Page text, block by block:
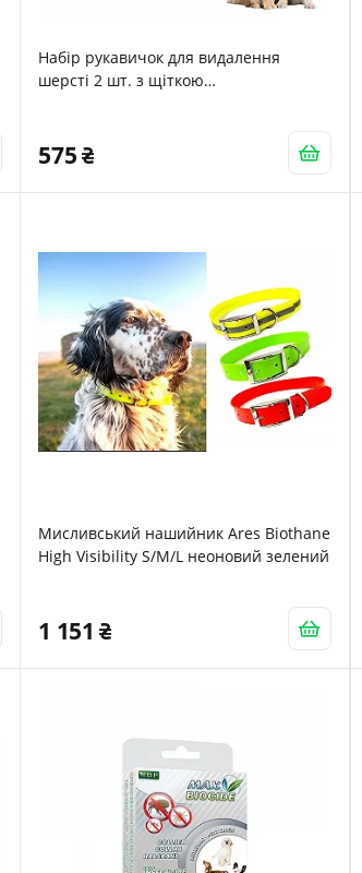
Набір рукавичок для видалення
шерсті 2 шт. з щіткою
575
Мисливський нашийник Ares Biothane
High Visibility S/M/L неоновий зелений
1 151